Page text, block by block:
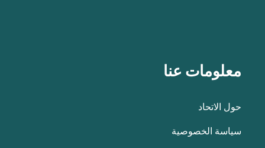
معلومات عنا
حول الاتحاد
سياسة الخصوصية